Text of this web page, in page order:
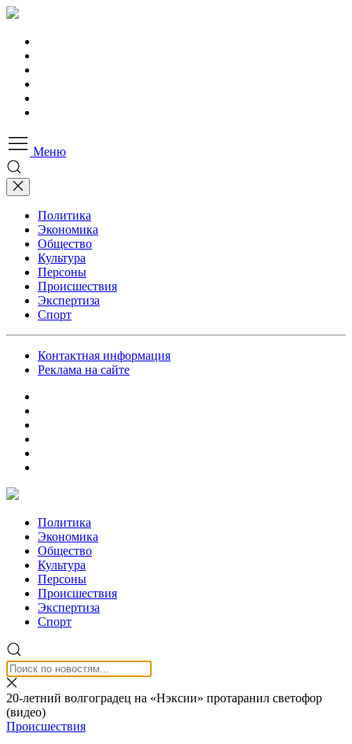
Меню
Политика
Экономика
Общество
Культура
Персоны
Происшествия
Экспертиза
Спорт
Контактная информация
Реклама на сайте
Политика
Экономика
Общество
Культура
Персоны
Происшествия
Экспертиза
Спорт
20-летний волгоградец на «Нэксии» протаранил светофор
(видео)
Происшествия